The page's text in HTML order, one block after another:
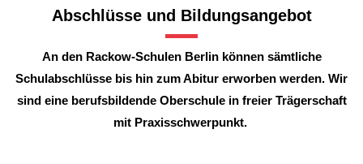
Abschlüsse und Bildungsangebot
An den Rackow-Schulen Berlin können sämtliche
Schulabschlüsse bis hin zum Abitur erworben werden. Wir
sind eine berufsbildende Oberschule in freier Trägerschaft
mit Praxisschwerpunkt.